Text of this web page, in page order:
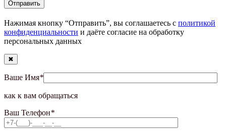
Нажимая кнопку “Отправить”, вы соглашаетесь с политикой
конфиденциальности и даёте согласие на обработку
персональных данных
✖
Ваше Имя*
как к вам обращаться
Ваш Телефон*